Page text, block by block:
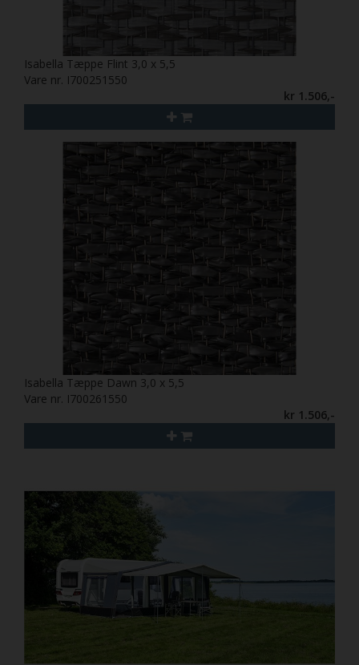
Isabella Tæppe Flint 3,0 x 5,5
Vare nr. I700251550
kr 1.506,-
Isabella Tæppe Dawn 3,0 x 5,5
Vare nr. I700261550
kr 1.506,-